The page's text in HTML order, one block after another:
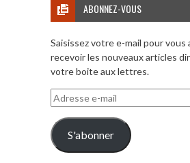
ABONNEZ-VOUS
Saisissez votre e-mail pour vous
recevoir les nouveaux articles
votre boite aux lettres.
Adresse
e-
mail
S'abonner